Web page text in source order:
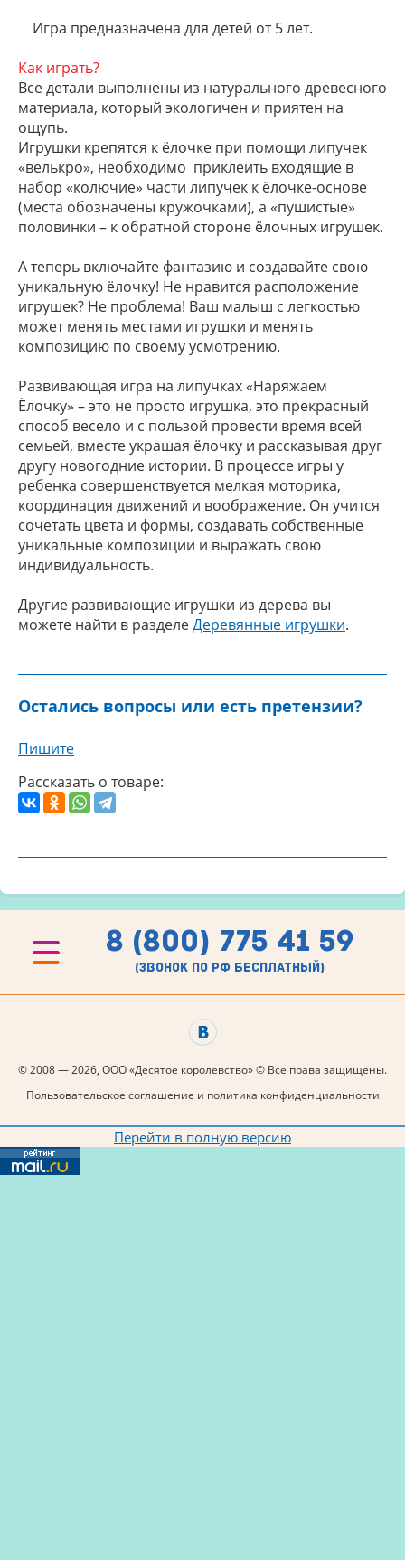
Игра предназначена для детей от 5 лет.
Как играть?
Все детали выполнены из натурального древесного
материала, который экологичен и приятен на
ощупь.
Игрушки крепятся к ёлочке при помощи липучек
«велькро», необходимо приклеить входящие в
набор «колючие» части липучек к ёлочке-основе
(места обозначены кружочками), а «пушистые»
половинки – к обратной стороне ёлочных игрушек.
А теперь включайте фантазию и создавайте свою
уникальную ёлочку! Не нравится расположение
игрушек? Не проблема! Ваш малыш с легкостью
может менять местами игрушки и менять
композицию по своему усмотрению.
Развивающая игра на липучках «Наряжаем
Ёлочку» – это не просто игрушка, это прекрасный
способ весело и с пользой провести время всей
семьей, вместе украшая ёлочку и рассказывая друг
другу новогодние истории. В процессе игры у
ребенка совершенствуется мелкая моторика,
координация движений и воображение. Он учится
сочетать цвета и формы, создавать собственные
уникальные композиции и выражать свою
индивидуальность.
Другие развивающие игрушки из дерева вы
можете найти в разделеДеревянные игрушки.
Остались вопросы или есть претензии?
Пишите
Рассказать о товаре:
8 (800) 775 41 59
(звонок по рф бесплатный)
© 2008 — 2026, ООО «Десятое королевство» © Все права защищены.
Пользовательское соглашение и политика конфиденциальности
Перейти в полную версию